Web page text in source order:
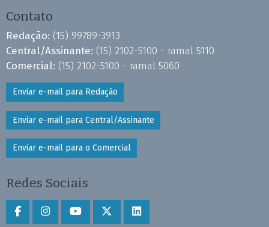
Contato
Redação: (15) 99789-3913
Central/Assinante: (15) 2102-5100 - ramal 5110
Comercial: (15) 2102-5100 - ramal 5060
Enviar e-mail para Redação
Enviar e-mail para Central/Assinante
Enviar e-mail para o Comercial
Redes Sociais